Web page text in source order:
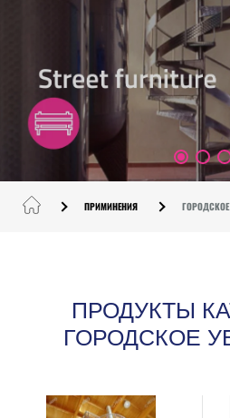
ПРИМИНЕНИЯ
ПРОДУКТЫ
ГОРОДСКОЕ